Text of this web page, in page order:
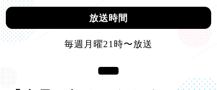
放送時間
毎週月曜21時〜放送